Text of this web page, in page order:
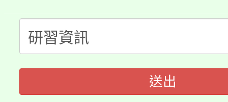
半價優惠，詳情可洽有
者。
份教師增能研習
份教師研習
淨零綠生活教案入校路
會
115年食農教育專業人
程
送出